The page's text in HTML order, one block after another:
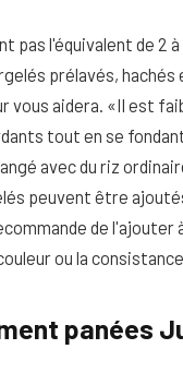
pas l'équivalent de 2
prélavés,
vous aidera. «Il est
tout en se
avec du riz
peuvent être
de l'ajouter
ou la
panées